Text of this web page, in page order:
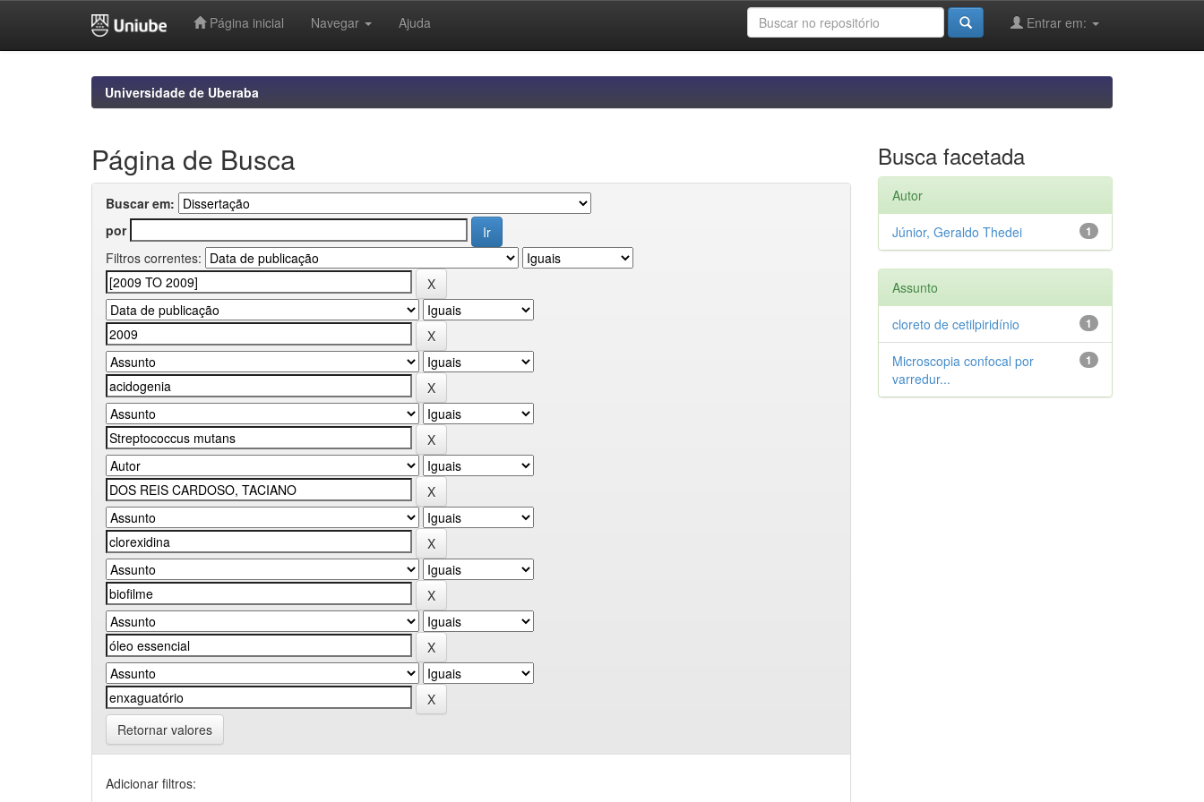
Página inicial Navegar Ajuda Entrar em:
Universidade de Uberaba
Página de Busca
Buscar em:
por
Filtros correntes:
Retornar valores
Adicionar filtros:
Busca facetada
Autor
1
Júnior, Geraldo Thedei
Assunto
1
cloreto de cetilpiridínio
1
Microscopia confocal por
varredur...